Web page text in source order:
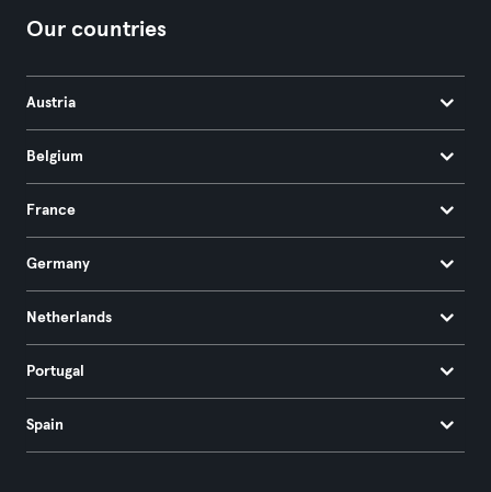
Our countries
Austria
Belgium
France
Germany
Netherlands
Portugal
Spain